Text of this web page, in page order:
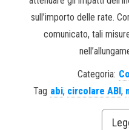
sull’importo delle rate.
comunicato, tali
Categoria:
Tag abi, circolare ABI ,